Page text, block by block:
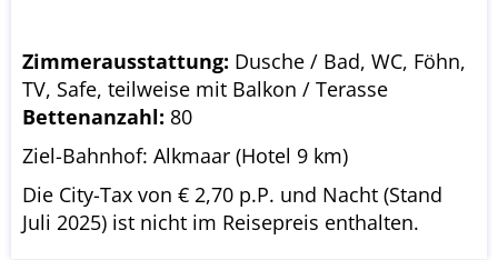
Zimmerausstattung: Dusche / Bad, WC, Föhn,
TV, Safe, teilweise mit Balkon / Terasse
Bettenanzahl: 80
Ziel-Bahnhof: Alkmaar (Hotel 9 km)
Die City-Tax von € 2,70 p.P. und Nacht (Stand
Juli 2025) ist nicht im Reisepreis enthalten.